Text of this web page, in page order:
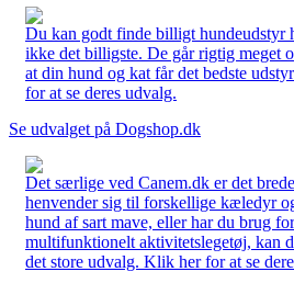
Du kan godt finde billigt hundeudstyr
ikke det billigste. De går rigtig meget
at din hund og kat får det bedste
for at se deres udvalg.
Se udvalget på Dogshop.dk
Det særlige ved Canem.dk er det
henvender sig til forskellige kæledyr
hund af sart mave, eller har du brug
multifunktionelt aktivitetslegetøj, kan
det store udvalg. Klik her for at se